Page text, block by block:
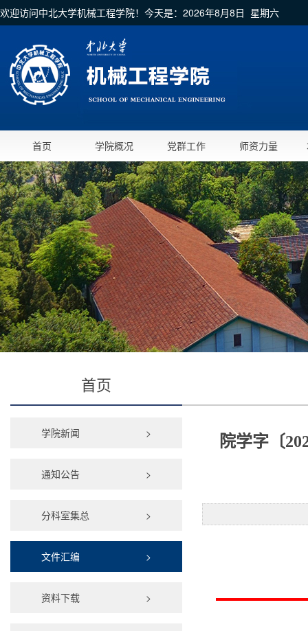
欢迎访问中北大学机械工程学院！今天是： 2026年8月8日 星期六
首页 学院概况 党群工作 师资力量
首页
学院新闻 >
通知公告 >
分科室集总 >
文件汇编 >
资料下载 >
院学字〔